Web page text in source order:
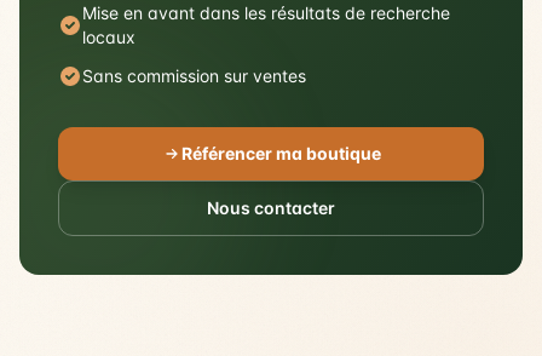
Mise en avant dans les résultats de recherche
locaux
Sans commission sur ventes
Référencer ma boutique
Nous contacter